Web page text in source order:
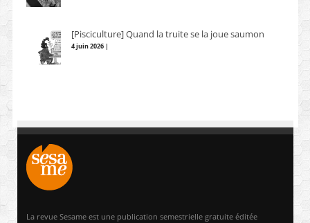
[Pisciculture] Quand la truite se la joue saumon
4 juin 2026 |
La revue Sesame est une publication semestrielle gratuite éditée